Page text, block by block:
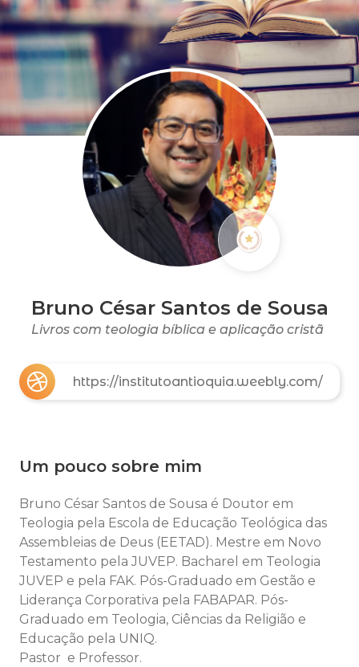
Bruno César Santos de Sousa
Livros com teologia bíblica e aplicação cristã
https://institutoantioquia.weebly.com/
Um pouco sobre mim
Bruno César Santos de Sousa é Doutor em
Teologia pela Escola de Educação Teológica das
Assembleias de Deus (EETAD). Mestre em Novo
Testamento pela JUVEP. Bacharel em Teologia
JUVEP e pela FAK. Pós-Graduado em Gestão e
Liderança Corporativa pela FABAPAR. Pós-
Graduado em Teologia, Ciências da Religião e
Educação pela UNIQ.
Pastor e Professor.